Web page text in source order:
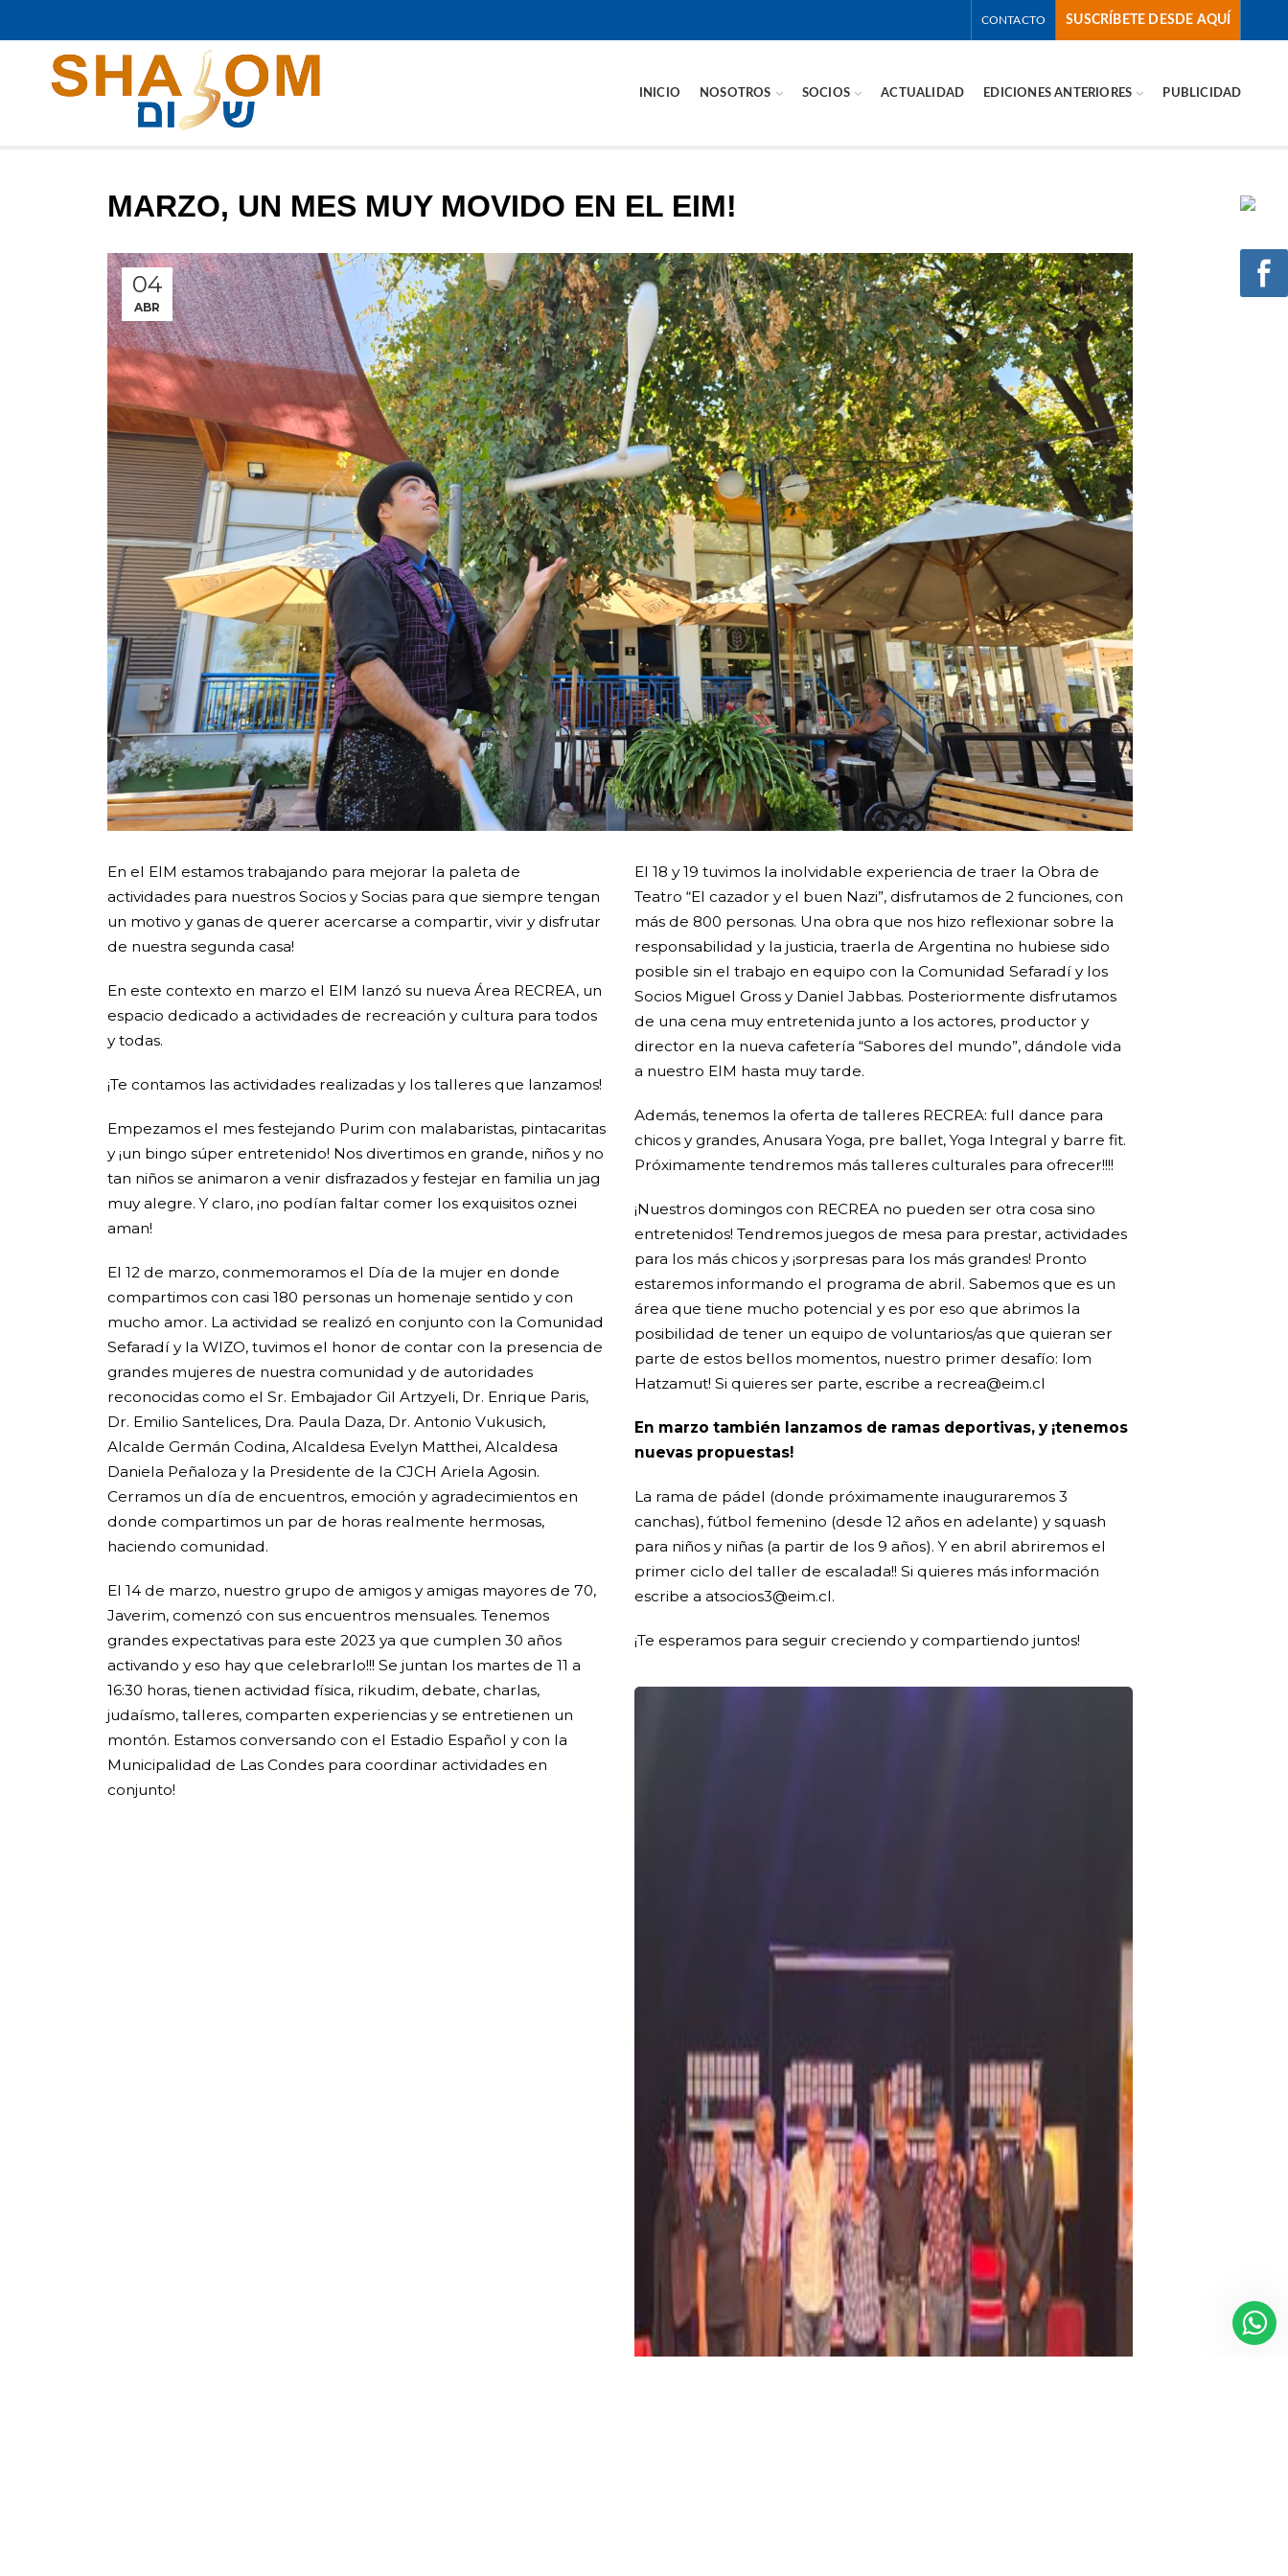
CONTACTO SUSCRÍBETE DESDE AQUÍ
INICIO NOSOTROS SOCIOS ACTUALIDAD EDICIONES ANTERIORES PUBLICIDAD
MARZO, UN MES MUY MOVIDO EN EL EIM!
04
ABR
En el EIM estamos trabajando para mejorar la paleta de
actividades para nuestros Socios y Socias para que siempre tengan
un motivo y ganas de querer acercarse a compartir, vivir y disfrutar
de nuestra segunda casa!
En este contexto en marzo el EIM lanzó su nueva Área RECREA, un
espacio dedicado a actividades de recreación y cultura para todos
y todas.
¡Te contamos las actividades realizadas y los talleres que lanzamos!
Empezamos el mes festejando Purim con malabaristas, pintacaritas
y ¡un bingo súper entretenido! Nos divertimos en grande, niños y no
tan niños se animaron a venir disfrazados y festejar en familia un jag
muy alegre. Y claro, ¡no podían faltar comer los exquisitos oznei
aman!
El 12 de marzo, conmemoramos el Día de la mujer en donde
compartimos con casi 180 personas un homenaje sentido y con
mucho amor. La actividad se realizó en conjunto con la Comunidad
Sefaradí y la WIZO, tuvimos el honor de contar con la presencia de
grandes mujeres de nuestra comunidad y de autoridades
reconocidas como el Sr. Embajador Gil Artzyeli, Dr. Enrique Paris,
Dr. Emilio Santelices, Dra. Paula Daza, Dr. Antonio Vukusich,
Alcalde Germán Codina, Alcaldesa Evelyn Matthei, Alcaldesa
Daniela Peñaloza y la Presidente de la CJCH Ariela Agosin.
Cerramos un día de encuentros, emoción y agradecimientos en
donde compartimos un par de horas realmente hermosas,
haciendo comunidad.
El 14 de marzo, nuestro grupo de amigos y amigas mayores de 70,
Javerim, comenzó con sus encuentros mensuales. Tenemos
grandes expectativas para este 2023 ya que cumplen 30 años
activando y eso hay que celebrarlo!!! Se juntan los martes de 11 a
16:30 horas, tienen actividad física, rikudim, debate, charlas,
judaísmo, talleres, comparten experiencias y se entretienen un
montón. Estamos conversando con el Estadio Español y con la
Municipalidad de Las Condes para coordinar actividades en
conjunto!
El 18 y 19 tuvimos la inolvidable experiencia de traer la Obra de
Teatro “El cazador y el buen Nazi”, disfrutamos de 2 funciones, con
más de 800 personas. Una obra que nos hizo reflexionar sobre la
responsabilidad y la justicia, traerla de Argentina no hubiese sido
posible sin el trabajo en equipo con la Comunidad Sefaradí y los
Socios Miguel Gross y Daniel Jabbas. Posteriormente disfrutamos
de una cena muy entretenida junto a los actores, productor y
director en la nueva cafetería “Sabores del mundo”, dándole vida
a nuestro EIM hasta muy tarde.
Además, tenemos la oferta de talleres RECREA: full dance para
chicos y grandes, Anusara Yoga, pre ballet, Yoga Integral y barre fit.
Próximamente tendremos más talleres culturales para ofrecer!!!!
¡Nuestros domingos con RECREA no pueden ser otra cosa sino
entretenidos! Tendremos juegos de mesa para prestar, actividades
para los más chicos y ¡sorpresas para los más grandes! Pronto
estaremos informando el programa de abril. Sabemos que es un
área que tiene mucho potencial y es por eso que abrimos la
posibilidad de tener un equipo de voluntarios/as que quieran ser
parte de estos bellos momentos, nuestro primer desafío: Iom
Hatzamut! Si quieres ser parte, escribe a recrea@eim.cl
En marzo también lanzamos de ramas deportivas, y ¡tenemos
nuevas propuestas!
La rama de pádel (donde próximamente inauguraremos 3
canchas), fútbol femenino (desde 12 años en adelante) y squash
para niños y niñas (a partir de los 9 años). Y en abril abriremos el
primer ciclo del taller de escalada!! Si quieres más información
escribe a atsocios3@eim.cl.
¡Te esperamos para seguir creciendo y compartiendo juntos!
Regístrate aquí para recibir la
revista mensualmente.
?